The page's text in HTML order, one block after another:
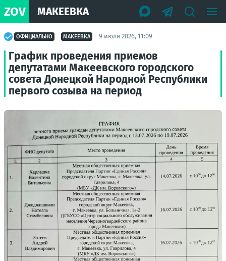
ZOV МАКЕЕВКА
ОФИЦИАЛЬНО МАКЕЕВКА 9 июля 2026, 11:09
График проведения приемов
депутатами Макеевского городского
совета Донецкой Народной Республики
первого созыва на период